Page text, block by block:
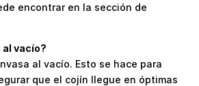
encontrar en la sección de
al vacío?
al vacío. Esto se hace para
que el cojín llegue en óptimas